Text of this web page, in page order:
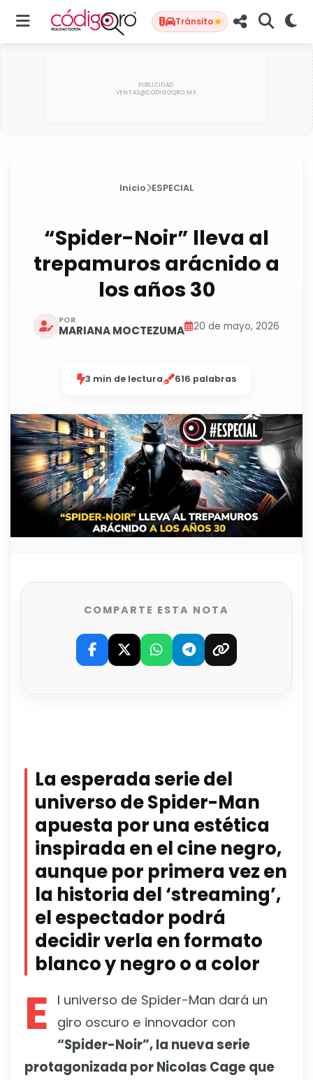
Tránsito
Inicio ESPECIAL
“Spider-Noir” lleva al
trepamuros arácnido a
los años 30
POR
MARIANA MOCTEZUMA 20 de mayo, 2026
3 min de lectura 616 palabras
COMPARTE ESTA NOTA
La esperada serie del
universo de Spider-Man
apuesta por una estética
inspirada en el cine negro,
aunque por primera vez en
la historia del ‘streaming’,
el espectador podrá
decidir verla en formato
blanco y negro o a color
E
l universo de Spider-Man dará un
giro oscuro e innovador con
“Spider-Noir”, la nueva serie
protagonizada por Nicolas Cage que